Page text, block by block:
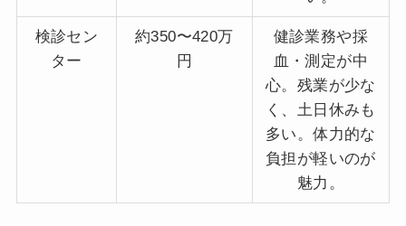
検診セン
ター
約350〜420万
円
健診業務や採
血・測定が中
心。残業が少な
く、土日休みも
多い。体力的な
負担が軽いのが
魅力。